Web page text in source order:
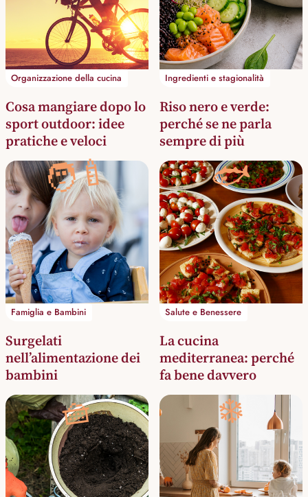
Organizzazione della cucina
Cosa mangiare dopo lo
sport outdoor: idee
pratiche e veloci
Ingredienti e stagionalità
Riso nero e verde:
perché se ne parla
sempre di più
🧑‍🍼
Famiglia e Bambini
Surgelati
nell’alimentazione dei
bambini
🐟
Salute e Benessere
La cucina
mediterranea: perché
fa bene davvero
🧺 ❄️